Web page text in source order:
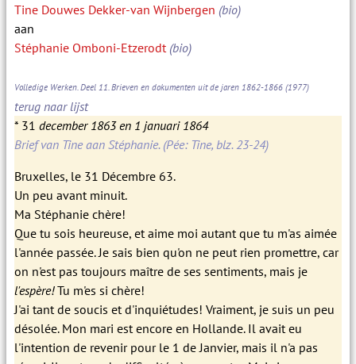
Tine Douwes Dekker-van Wijnbergen (bio)
aan
Stéphanie Omboni-Etzerodt (bio)
Volledige Werken. Deel 11. Brieven en dokumenten uit de jaren 1862-1866 (1977)
terug naar lijst
* 31 december 1863 en 1 januari 1864
Brief van Tine aan Stéphanie. (Pée: Tine, blz. 23-24)
Bruxelles, le 31 Décembre 63.
Un peu avant minuit.
Ma Stéphanie chère!
Que tu sois heureuse, et aime moi autant que tu m'as aimée
l'année passée. Je sais bien qu'on ne peut rien promettre, car
on n'est pas toujours maître de ses sentiments, mais je
l'espère!Tu m'es si chère!
J'ai tant de soucis et d'inquiétudes! Vraiment, je suis un peu
désolée. Mon mari est encore en Hollande. Il avait eu
l'intention de revenir pour le 1 de Janvier, mais il n'a pas